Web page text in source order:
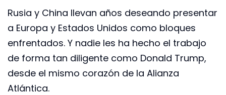
Rusia y China llevan años deseando presentar
a Europa y Estados Unidos como bloques
enfrentados. Y nadie les ha hecho el trabajo
de forma tan diligente como Donald Trump,
desde el mismo corazón de la Alianza
Atlántica.